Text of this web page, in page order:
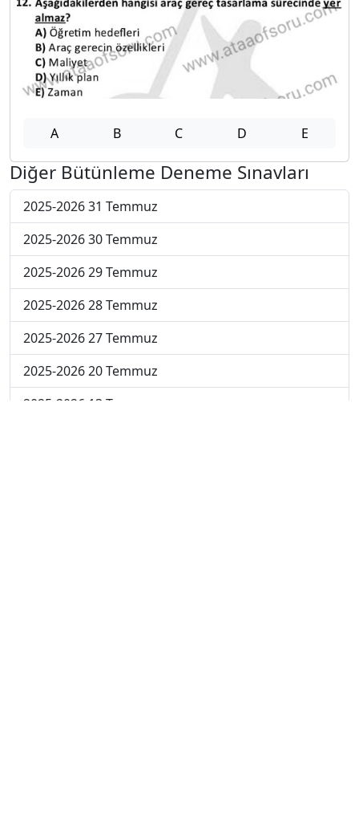
A B C D E
Diğer Bütünleme Deneme Sınavları
2025-2026 31 Temmuz
2025-2026 30 Temmuz
2025-2026 29 Temmuz
2025-2026 28 Temmuz
2025-2026 27 Temmuz
2025-2026 20 Temmuz
2025-2026 13 Temmuz